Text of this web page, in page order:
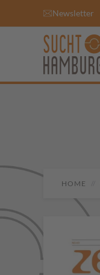
Newsletter
HOME